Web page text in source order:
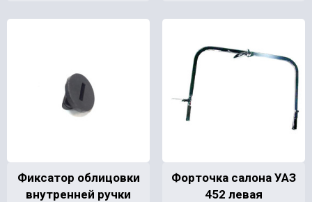
Фиксатор облицовки
внутренней ручки
Форточка салона УАЗ
452 левая